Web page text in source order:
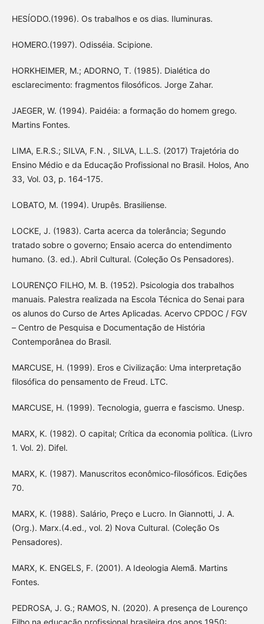
HESÍODO.(1996). Os trabalhos e os dias. Iluminuras.
HOMERO.(1997). Odisséia. Scipione.
HORKHEIMER, M.; ADORNO, T. (1985). Dialética do
esclarecimento: fragmentos filosóficos. Jorge Zahar.
JAEGER, W. (1994). Paidéia: a formação do homem grego.
Martins Fontes.
LIMA, E.R.S.; SILVA, F.N. , SILVA, L.L.S. (2017) Trajetória do
Ensino Médio e da Educação Profissional no Brasil. Holos, Ano
33, Vol. 03, p. 164-175.
LOBATO, M. (1994). Urupês. Brasiliense.
LOCKE, J. (1983). Carta acerca da tolerância; Segundo
tratado sobre o governo; Ensaio acerca do entendimento
humano. (3. ed.). Abril Cultural. (Coleção Os Pensadores).
LOURENÇO FILHO, M. B. (1952). Psicologia dos trabalhos
manuais. Palestra realizada na Escola Técnica do Senai para
os alunos do Curso de Artes Aplicadas. Acervo CPDOC / FGV
– Centro de Pesquisa e Documentação de História
Contemporânea do Brasil.
MARCUSE, H. (1999). Eros e Civilização: Uma interpretação
filosófica do pensamento de Freud. LTC.
MARCUSE, H. (1999). Tecnologia, guerra e fascismo. Unesp.
MARX, K. (1982). O capital; Crítica da economia política. (Livro
1. Vol. 2). Difel.
MARX, K. (1987). Manuscritos econômico-filosóficos. Edições
70.
MARX, K. (1988). Salário, Preço e Lucro. In Giannotti, J. A.
(Org.). Marx.(4.ed., vol. 2) Nova Cultural. (Coleção Os
Pensadores).
MARX, K. ENGELS, F. (2001). A Ideologia Alemã. Martins
Fontes.
PEDROSA, J. G.; RAMOS, N. (2020). A presença de Lourenço
Filho na educação profissional brasileira dos anos 1950: